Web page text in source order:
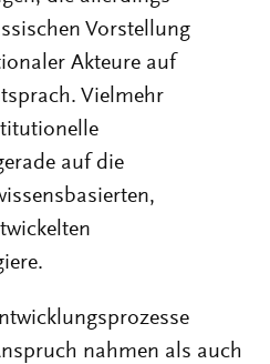
Vorstellung
Akteure auf
Vielmehr
auf die
nahmen als auch